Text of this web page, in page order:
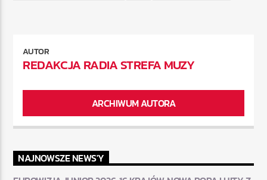
AUTOR
REDAKCJA RADIA STREFA MUZY
ARCHIWUM AUTORA
NAJNOWSZE NEWS'Y